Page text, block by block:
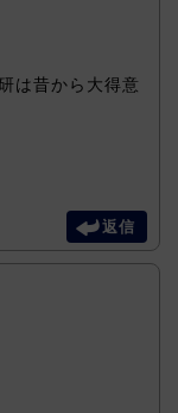
は昔から大得意
返信